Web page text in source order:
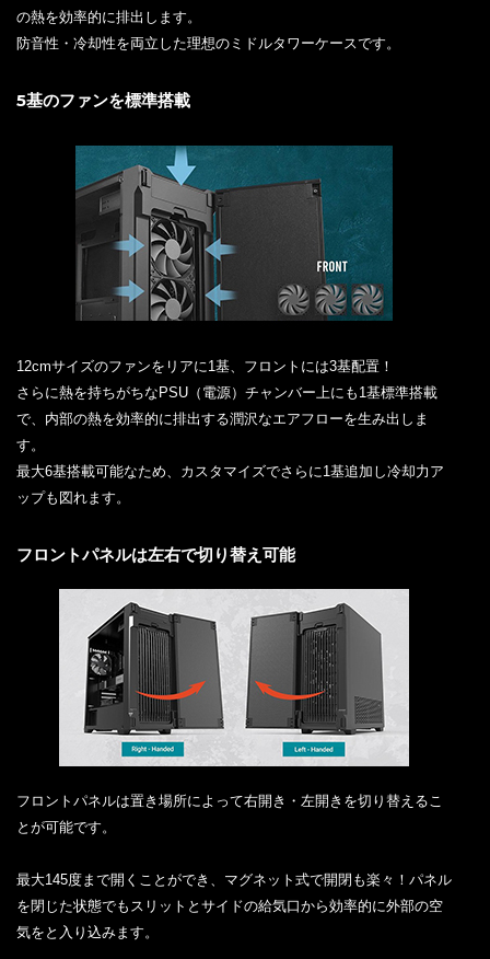
の熱を効率的に排出します。
防音性・冷却性を両立した理想のミドルタワーケースです。
5基のファンを標準搭載
12cmサイズのファンをリアに1基、フロントには3基配置！
さらに熱を持ちがちなPSU（電源）チャンバー上にも1基標準搭載
で、内部の熱を効率的に排出する潤沢なエアフローを生み出しま
す。
最大6基搭載可能なため、カスタマイズでさらに1基追加し冷却力ア
ップも図れます。
フロントパネルは左右で切り替え可能
フロントパネルは置き場所によって右開き・左開きを切り替えるこ
とが可能です。
最大145度まで開くことができ、マグネット式で開閉も楽々！パネル
を閉じた状態でもスリットとサイドの給気口から効率的に外部の空
気をと入り込みます。